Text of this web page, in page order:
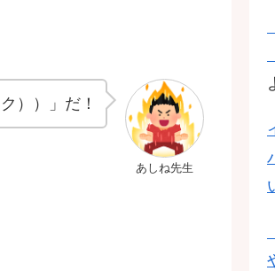
あしね先生
））」だ！